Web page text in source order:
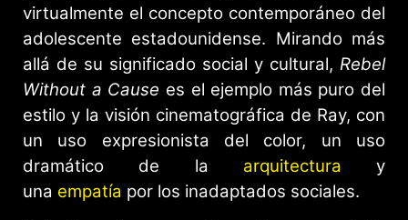
virtualmente el concepto contemporáneo del
adolescente estadounidense. Mirando más
allá de su significado social y cultural, Rebel
Without a Cause es el ejemplo más puro del
estilo y la visión cinematográfica de Ray, con
un uso expresionista del color, un uso
dramático de la arquitectura y
una empatía por los inadaptados sociales.